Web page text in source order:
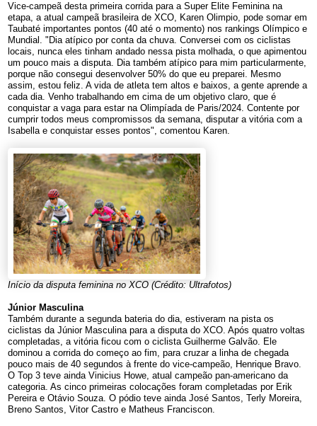
Vice-campeã desta primeira corrida para a Super Elite Feminina na
etapa, a atual campeã brasileira de XCO, Karen Olimpio, pode somar em
Taubaté importantes pontos (40 até o momento) nos rankings Olímpico e
Mundial. "Dia atípico por conta da chuva. Conversei com os ciclistas
locais, nunca eles tinham andado nessa pista molhada, o que apimentou
um pouco mais a disputa. Dia também atípico para mim particularmente,
porque não consegui desenvolver 50% do que eu preparei. Mesmo
assim, estou feliz. A vida de atleta tem altos e baixos, a gente aprende a
cada dia. Venho trabalhando em cima de um objetivo claro, que é
conquistar a vaga para estar na Olimpíada de Paris/2024. Contente por
cumprir todos meus compromissos da semana, disputar a vitória com a
Isabella e conquistar esses pontos", comentou Karen.
Início da disputa feminina no XCO (Crédito: Ultrafotos)
Júnior Masculina
Também durante a segunda bateria do dia, estiveram na pista os
ciclistas da Júnior Masculina para a disputa do XCO. Após quatro voltas
completadas, a vitória ficou com o ciclista Guilherme Galvão. Ele
dominou a corrida do começo ao fim, para cruzar a linha de chegada
pouco mais de 40 segundos à frente do vice-campeão, Henrique Bravo.
O Top 3 teve ainda Vinicius Howe, atual campeão pan-americano da
categoria. As cinco primeiras colocações foram completadas por Erik
Pereira e Otávio Souza. O pódio teve ainda José Santos, Terly Moreira,
Breno Santos, Vitor Castro e Matheus Franciscon.